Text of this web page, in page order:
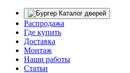
Каталог дверей
Распродажа
Где купить
Доставка
Монтаж
Наши работы
Статьи